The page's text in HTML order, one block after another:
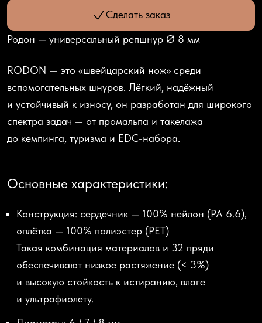
Сделать заказ
Родон — универсальный репшнур Ø 8 мм
RODON — это «швейцарский нож» среди
вспомогательных шнуров. Лёгкий, надёжный
и устойчивый к износу, он разработан для широкого
спектра задач — от промальпа и такелажа
до кемпинга, туризма и EDC-набора.
Основные характеристики:
Конструкция: сердечник — 100% нейлон (PA 6.6),
оплётка — 100% полиэстер (PET)
Такая комбинация материалов и 32 пряди
обеспечивают низкое растяжение (< 3%)
и высокую стойкость к истиранию, влаге
и ультрафиолету.